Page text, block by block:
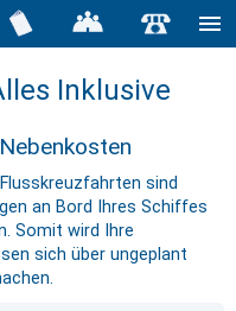
Inklusive
sind
an Bord Ihres Schiffes
Somit wird Ihre
sich über ungeplant